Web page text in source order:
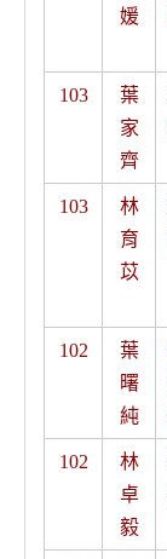
媛
103
葉
家
齊
103
林
育
苡
102
葉
曙
純
102
林
卓
毅